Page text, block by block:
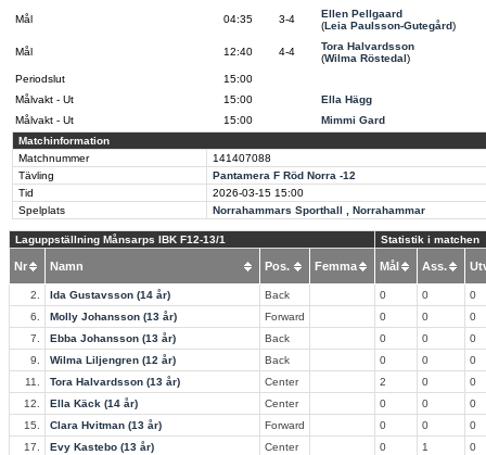
Mål 04:35 3-4
Ellen Pellgaard
(Leia Paulsson-Gutegård)
Mål 12:40 4-4
Tora Halvardsson
(Wilma Röstedal)
Periodslut
15:00
Målvakt - Ut
15:00
Ella Hägg
Målvakt - Ut
15:00
Mimmi Gard
Matchinformation
Matchnummer
141407088
Tävling
Pantamera F Röd Norra -12
Tid
2026-03-15 15:00
Spelplats
Norrahammars Sporthall , Norrahammar
Laguppställning Månsarps IBK F12-13/1 Statistik i matchen
Nr Namn Pos. Femma Mål Ass.
2. Ida Gustavsson (14 år) Back 0 0
0
6.
Molly Johansson (13 år) Forward 0 0
0
7.
Ebba Johansson (13 år) Back 0 0
0
9.
Wilma Liljengren (12 år) Back 0 0
0
11.
Tora Halvardsson (13 år) Center 2 0
0
12.
Ella Käck (14 år) Center 0 0
0
15.
Clara Hvitman (13 år) Forward 0 0
0
17.
Evy Kastebo (13 år) Center 0 1
0